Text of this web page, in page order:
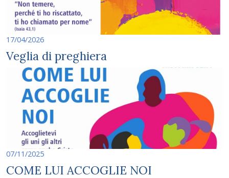
17/04/2026
Veglia di preghiera
07/11/2025
COME LUI ACCOGLIE NOI